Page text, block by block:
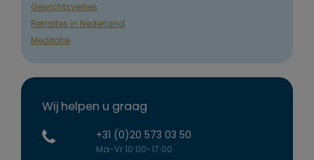
Gewichtsverlies
Retraites in Nederland
Meditatie
Wij helpen u graag
+31 (0)20 573 03 50
Ma-Vr 10:00-17:00